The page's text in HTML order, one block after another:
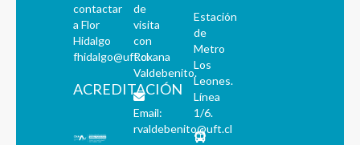
contactar
a Flor
Hidalgo
fhidalgo@uft.cl
ACREDITACIÓN
de
visita
con
Roxana
Valdebenito.
Email:
rvaldebenito@uft.cl
Estación
de
Metro
Los
Leones.
Línea
1/6.